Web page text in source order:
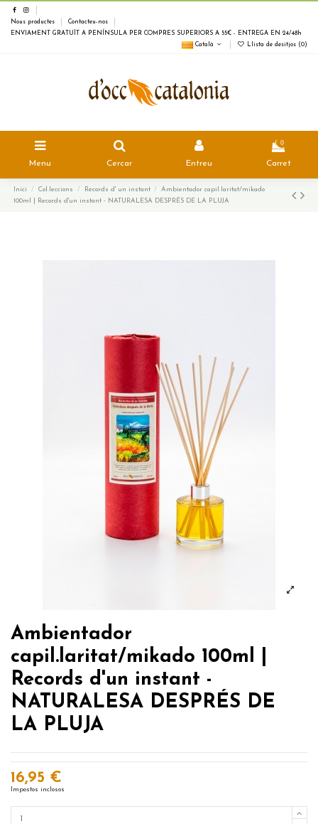
Nous productes
Contacteu-nos
ENVIAMENT GRATUÏT A PENÍNSULA PER COMPRES SUPERIORS A 55€ - ENTREGA EN 24/48h
Català
Llista de desitjos (0)
Menu Cercar Entreu
0
Carret
Inici Col.leccions Records d' un instant
Ambientador capil.laritat/mikado
100ml | Records d'un instant - NATURALESA DESPRÉS DE LA PLUJA
Ambientador
capil.laritat/mikado 100ml |
Records d'un instant -
NATURALESA DESPRÉS DE
LA PLUJA
16,95 €
Impostos inclosos